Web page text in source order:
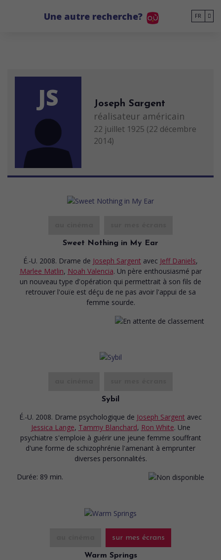
Une autre recherche? FR
JS Joseph Sargent
réalisateur américain
22 juillet 1925 (22 décembre
2014)
Sweet Nothing in My Ear
É.-U. 2008. Drame de Joseph Sargent avec Jeff Daniels,
Marlee Matlin, Noah Valencia. Un père enthousiasmé par
un nouveau type d'opération qui permettrait à son fils de
retrouver l'ouïe est déçu de ne pas avoir l'appui de sa
femme sourde.
Sybil
É.-U. 2008. Drame psychologique de Joseph Sargent avec
Jessica Lange, Tammy Blanchard, Ron White. Une
psychiatre s'emploie à guérir une jeune femme souffrant
d'une forme de schizophrénie l'amenant à emprunter
diverses personnalités.
Durée: 89 min.
sur mes écrans
Warm Springs